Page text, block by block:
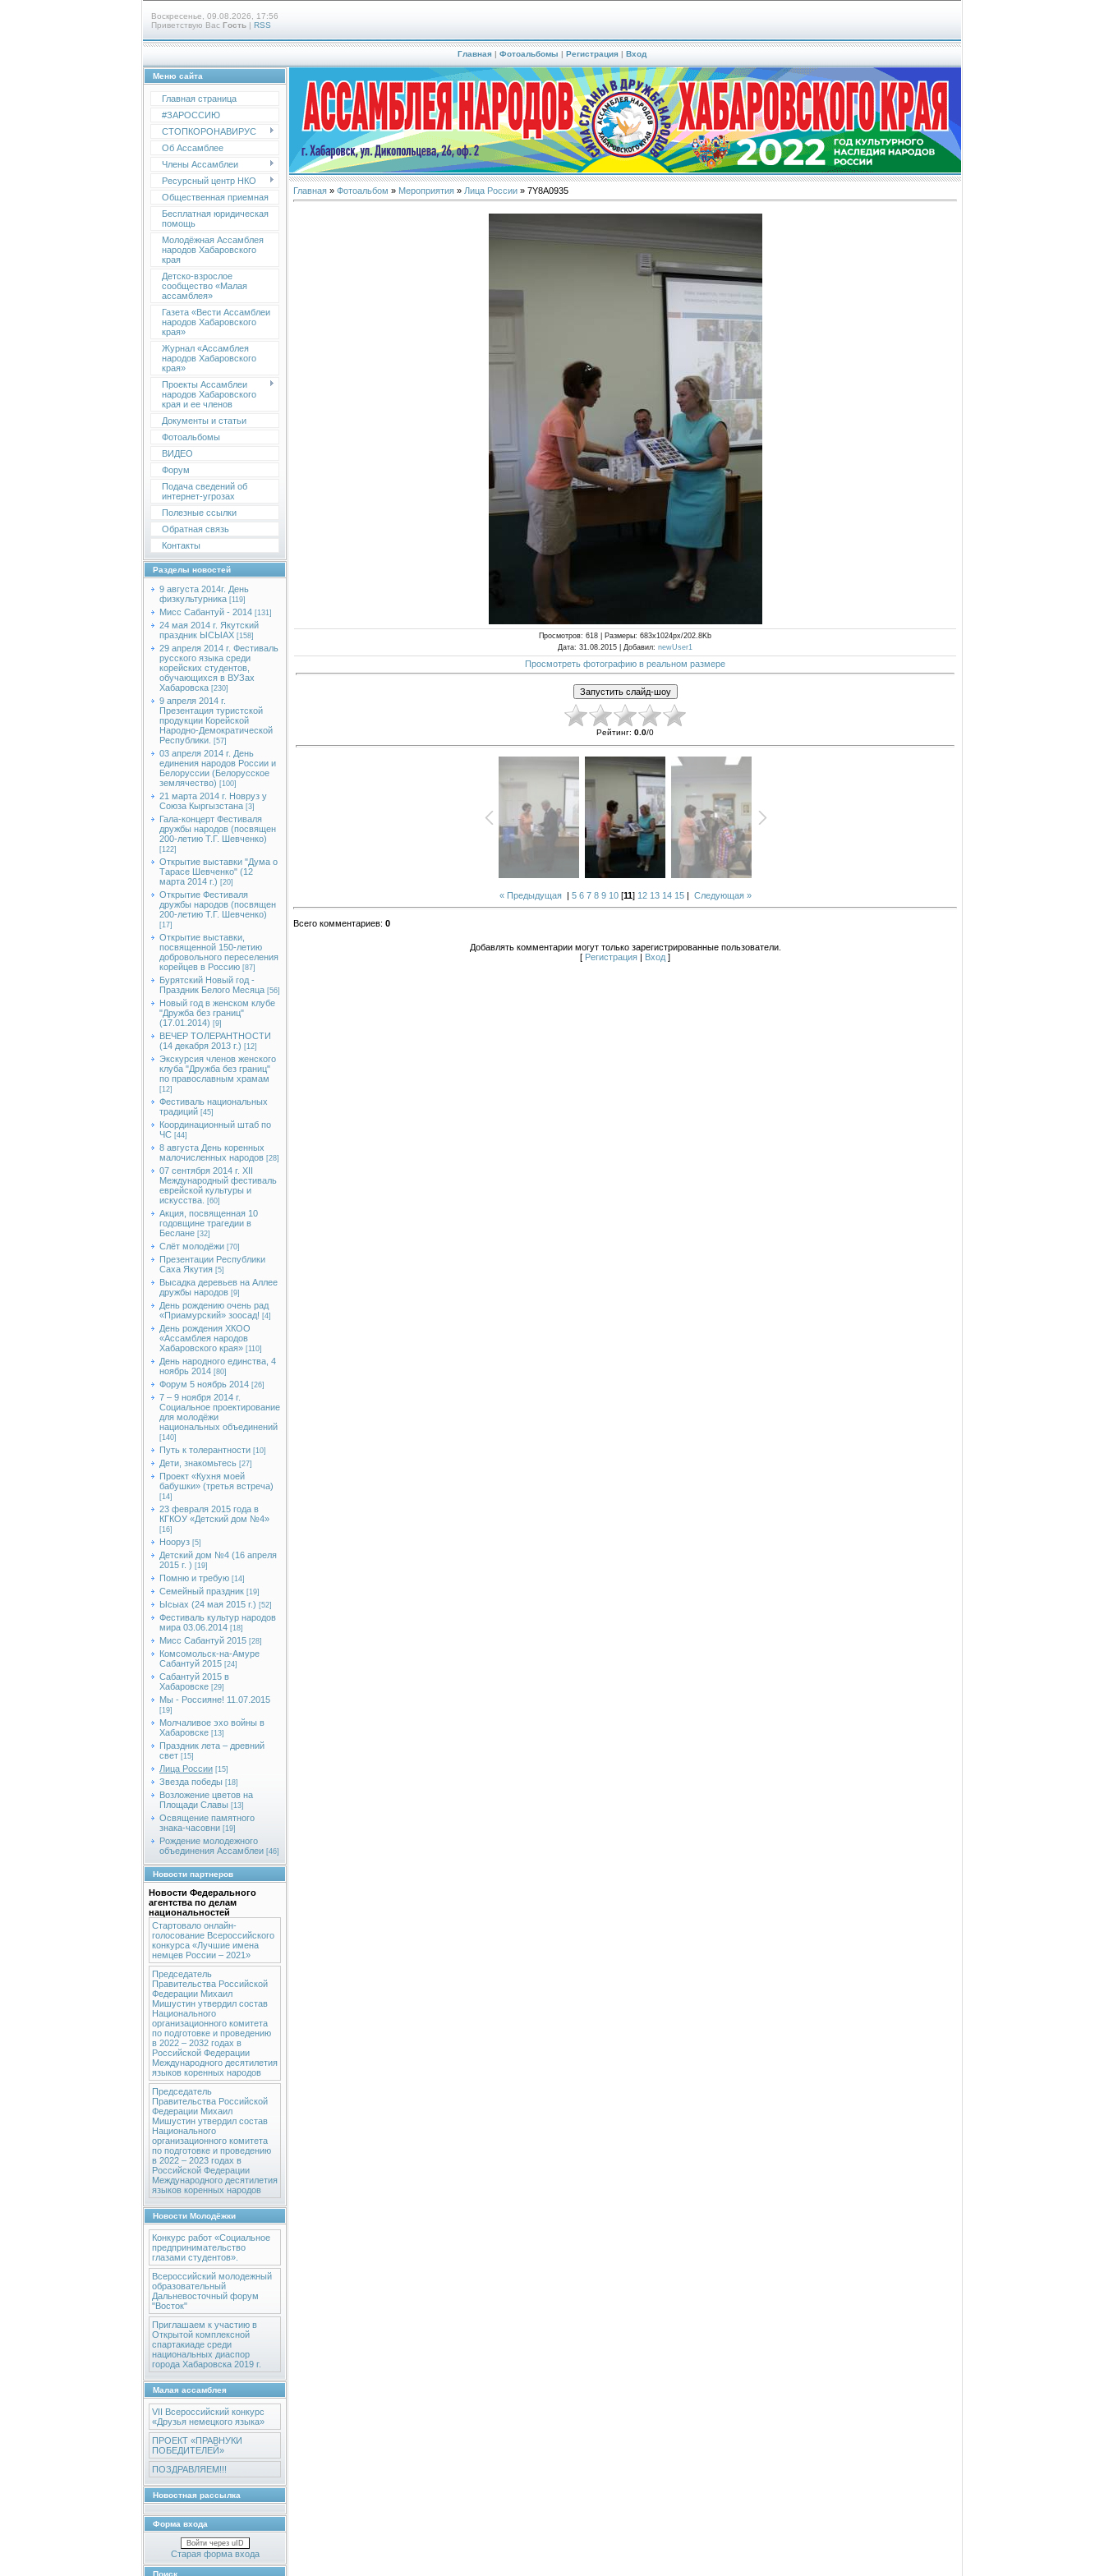
Воскресенье, 09.08.2026, 17:56
Приветствую Вас Гость | RSS
Главная | Фотоальбомы | Регистрация | Вход
Меню сайта
Главная страница
#ЗАРОССИЮ
СТОПКОРОНАВИРУС
Об Ассамблее
Члены Ассамблеи
Ресурсный центр НКО
Общественная приемная
Бесплатная юридическая
помощь
Молодёжная Ассамблея
народов Хабаровского
края
Детско-взрослое
сообщество «Малая
ассамблея»
Газета «Вести Ассамблеи
народов Хабаровского
края»
Журнал «Ассамблея
народов Хабаровского
края»
Проекты Ассамблеи
народов Хабаровского
края и ее членов
Документы и статьи
Фотоальбомы
ВИДЕО
Форум
Подача сведений об
интернет-угрозах
Полезные ссылки
Обратная связь
Контакты
Разделы новостей
9 августа 2014г. День
физкультурника [119]
Мисс Сабантуй - 2014 [131]
24 мая 2014 г. Якутский
праздник ЫСЫАХ [158]
29 апреля 2014 г. Фестиваль
русского языка среди
корейских студентов,
обучающихся в ВУЗах
Хабаровска [230]
9 апреля 2014 г.
Презентация туристской
продукции Корейской
Народно-Демократической
Республики.
[57]
03 апреля 2014 г. День
единения народов России и
Белоруссии (Белорусское
землячество) [100]
21 марта 2014 г. Новруз у
Союза Кыргызстана [3]
Гала-концерт Фестиваля
дружбы народов (посвящен
200-летию Т.Г. Шевченко)
[122]
Открытие выставки "Дума о
Тарасе Шевченко" (12
марта 2014 г.) [20]
Открытие Фестиваля
дружбы народов (посвящен
200-летию Т.Г. Шевченко)
[17]
Открытие выставки,
посвященной 150-летию
добровольного переселения
корейцев в Россию [87]
Бурятский Новый год -
Праздник Белого Месяца [56]
Новый год в женском клубе
"Дружба без границ"
(17.01.2014) [9]
ВЕЧЕР ТОЛЕРАНТНОСТИ
(14 декабря 2013 г.) [12]
Экскурсия членов женского
клуба "Дружба без границ"
по православным храмам
[12]
Фестиваль национальных
традиций [45]
Координационный штаб по
ЧС [44]
8 августа День коренных
малочисленных народов [28]
07 сентября 2014 г. XII
Международный фестиваль
еврейской культуры и
искусства.
[60]
Акция, посвященная 10
годовщине трагедии в
Беслане [32]
Слёт молодёжи [70]
Презентации Республики
Саха Якутия [5]
Высадка деревьев на Аллее
дружбы народов [9]
День рождению очень рад
«Приамурский» зоосад! [4]
День рождения ХКОО
«Ассамблея народов
Хабаровского края» [110]
День народного единства, 4
ноябрь 2014 [80]
Форум 5 ноябрь 2014 [26]
7 – 9 ноября 2014 г.
Социальное проектирование
для молодёжи
национальных объединений
[140]
Путь к толерантности [10]
Дети, знакомьтесь [27]
Проект «Кухня моей
бабушки» (третья встреча)
[14]
23 февраля 2015 года в
КГКОУ «Детский дом №4»
[16]
Нооруз [5]
Детский дом №4 (16 апреля
2015 г. ) [19]
Помню и требую [14]
Семейный праздник [19]
Ысыах (24 мая 2015 г.) [52]
Фестиваль культур народов
мира 03.06.2014 [18]
Мисс Сабантуй 2015 [28]
Комсомольск-на-Амуре
Сабантуй 2015 [24]
Сабантуй 2015 в
Хабаровске [29]
Мы - Россияне! 11.07.2015
[19]
Молчаливое эхо войны в
Хабаровске [13]
Праздник лета – древний
свет [15]
Лица России [15]
Звезда победы [18]
Возложение цветов на
Площади Славы [13]
Освящение памятного
знака-часовни [19]
Рождение молодежного
объединения Ассамблеи [46]
Новости партнеров
Новости Федерального
агентства по делам
национальностей
Стартовало онлайн-
голосование Всероссийского
конкурса «Лучшие имена
немцев России – 2021»
Председатель
Правительства Российской
Федерации Михаил
Мишустин утвердил состав
Национального
организационного комитета
по подготовке и проведению
в 2022 – 2032 годах в
Российской Федерации
Международного десятилетия
языков коренных народов
Председатель
Правительства Российской
Федерации Михаил
Мишустин утвердил состав
Национального
организационного комитета
по подготовке и проведению
в 2022 – 2023 годах в
Российской Федерации
Международного десятилетия
языков коренных народов
Новости Молодёжки
Конкурс работ «Социальное
предпринимательство
глазами студентов».
Всероссийский молодежный
образовательный
Дальневосточный форум
"Восток"
Приглашаем к участию в
Открытой комплексной
спартакиаде среди
национальных диаспор
города Хабаровска 2019 г.
Малая ассамблея
VII Всероссийский конкурс
«Друзья немецкого языка»
ПРОЕКТ «ПРАВНУКИ
ПОБЕДИТЕЛЕЙ»
ПОЗДРАВЛЯЕМ!!!
Новостная рассылка
Форма входа
Войти через uID
Старая форма входа
Поиск
Главная » Фотоальбом » Мероприятия » Лица России » 7Y8A0935
Просмотров: 618 | Размеры: 683x1024px/202.8Kb
Дата: 31.08.2015 | Добавил: newUser1
Просмотреть фотографию в реальном размере
Рейтинг: 0.0/0
« Предыдущая| 5 6 7 8 9 10[11] 12 13 14 15| Следующая »
Всего комментариев: 0
Добавлять комментарии могут только зарегистрированные пользователи.
[ Регистрация Вход ]